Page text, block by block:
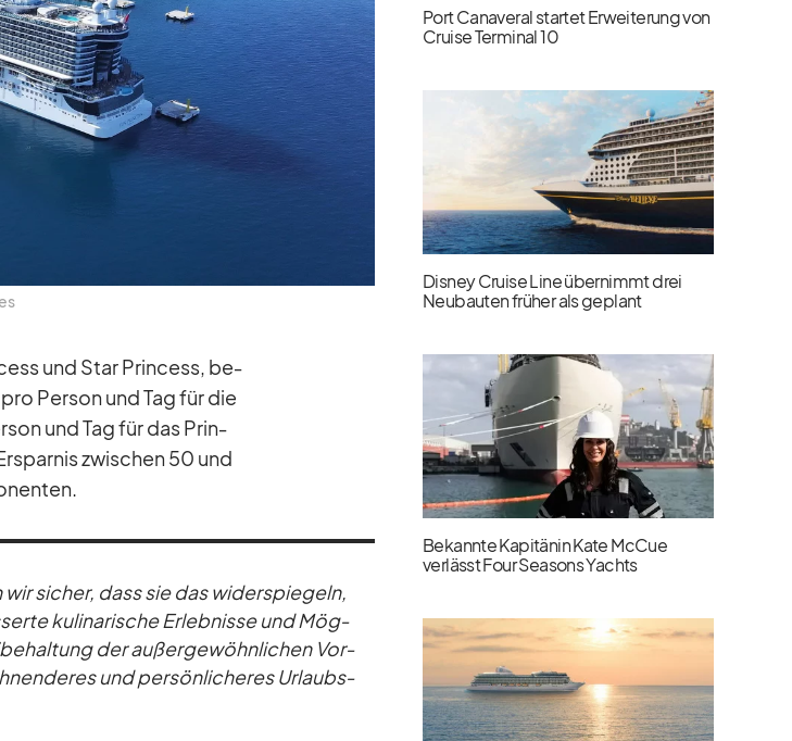
und Star Prin­cess, be­
Per­son und Tag für die
und Tag für das Prin­
zwi­schen 50 und
si­cher, dass sie das wi­der­spie­geln,
ku­li­na­ri­sche Er­leb­nisse und Mög­
der au­ßer­ge­wöhn­li­chen Vor­
und per­sön­li­che­res Ur­laubs­
Port Canaveral startet Erweiterung von
Cruise Terminal 10
Disney Cruise Line übernimmt drei
Neubauten früher als geplant
Bekannte Kapitänin Kate McCue
verlässt Four Seasons Yachts